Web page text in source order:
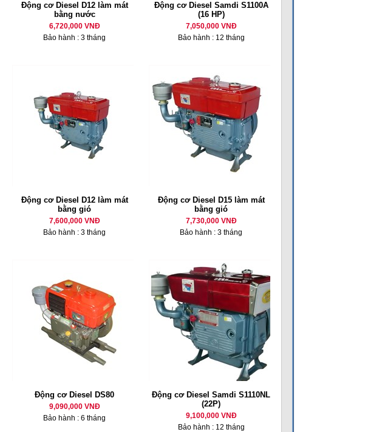
Động cơ Diesel D12 làm mát
bằng nước
6,720,000 VNĐ
Bảo hành : 3 tháng
Động cơ Diesel Samdi S1100A
(16 HP)
7,050,000 VNĐ
Bảo hành : 12 tháng
Động cơ Diesel D12 làm mát
bằng gió
7,600,000 VNĐ
Bảo hành : 3 tháng
Động cơ Diesel D15 làm mát
bằng gió
7,730,000 VNĐ
Bảo hành : 3 tháng
Động cơ Diesel DS80
9,090,000 VNĐ
Bảo hành : 6 tháng
Động cơ Diesel Samdi S1110NL
(22P)
9,100,000 VNĐ
Bảo hành : 12 tháng